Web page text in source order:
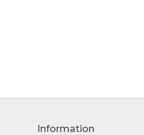
Information